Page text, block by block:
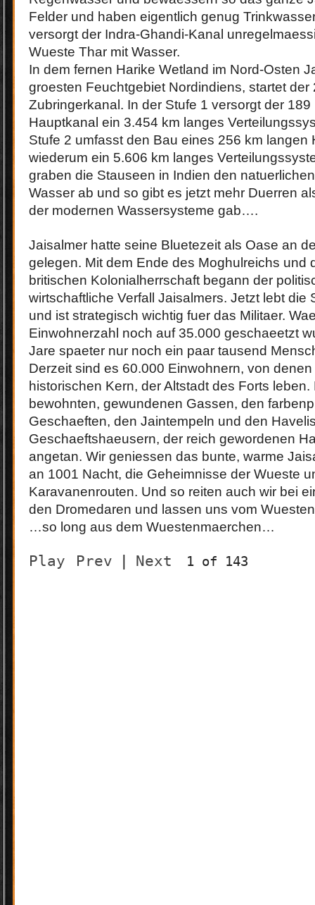
Felder und haben eigentlich genug
versorgt der Indra-Ghandi-Kanal
Wueste Thar mit Wasser.
In dem fernen Harike Wetland im Nord-Osten
groesten Feuchtgebiet Nordindiens, startet der
Zubringerkanal. In der Stufe 1 versorgt der 189
Hauptkanal ein 3.454 km langes
Stufe 2 umfasst den Bau eines 256 km langen
wiederum ein 5.606 km langes
graben die Stauseen in Indien den
Wasser ab und so gibt es jetzt mehr Duerren
der modernen Wassersysteme gab….
Jaisalmer hatte seine Bluetezeit als Oase an
gelegen. Mit dem Ende des Moghulreichs und
britischen Kolonialherrschaft begann der
wirtschaftliche Verfall Jaisalmers. Jetzt lebt die
und ist strategisch wichtig fuer das Militaer.
Einwohnerzahl noch auf 35.000 geschaeetzt
Jare spaeter nur noch ein paar tausend
Derzeit sind es 60.000 Einwohnern, von
historischen Kern, der Altstadt des Forts leben.
bewohnten, gewundenen Gassen, den
Geschaeften, den Jaintempeln und den
Geschaeftshaeusern, der reich gewordenen
angetan. Wir geniessen das bunte, warme
an 1001 Nacht, die Geheimnisse der Wueste
Karavanenrouten. Und so reiten auch wir bei
den Dromedaren und lassen uns vom
…so long aus dem Wuestenmaerchen…
Play Prev Next 1 of 143